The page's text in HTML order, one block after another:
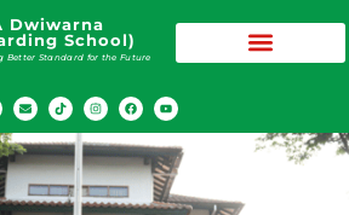
Dwiwarna
School)
Better Standard for the Future